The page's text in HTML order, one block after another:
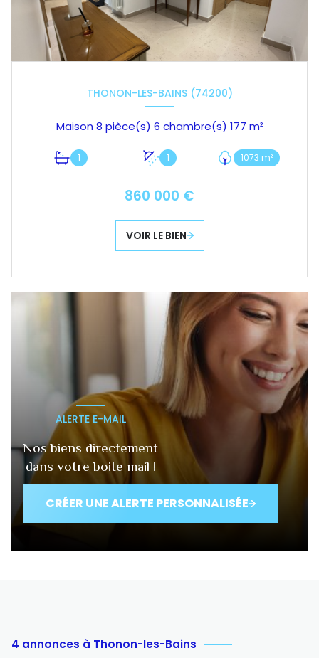
THONON-LES-BAINS (74200)
Maison 8 pièce(s) 6 chambre(s) 177 m²
1 1 1073 m²
860 000 €
VOIR LE BIEN
ALERTE E-MAIL
Nos biens directement
dans votre boite mail !
CRÉER UNE ALERTE PERSONNALISÉE
4 annonces à Thonon-les-Bains